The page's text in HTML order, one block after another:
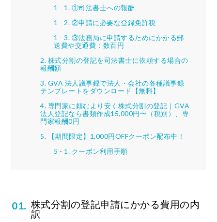
①司法書士への報酬
②申請に必要な登録免許税
③法務局に申請するためにかかる郵
送費や交通費：数百円
株式分割の登記を司法書士に依頼する場合の
報酬額
GVA 法人議事録で法人・会社の各種議事録
テンプレートをダウンロード【無料】
専門家に頼むより安く株式分割の登記｜GVA
法人登記なら書類作成15,000円〜（税別）、専
門家報酬0円
【期間限定】1,000円OFFクーポン配布中！
クーポン利用手順
株式分割の登記申請にかかる費用の内
訳